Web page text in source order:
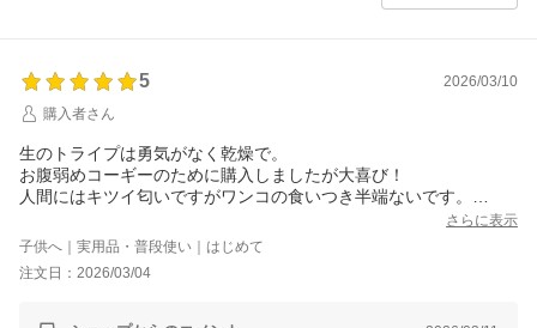
5
2026/03/10
購入者さん
生のトライプは勇気がなく乾燥で。
お腹弱めコーギーのために購入しましたが大喜び！
人間にはキツイ匂いですがワンコの食いつき半端ないです。
さらに表示
子供へ｜実用品・普段使い｜はじめて
注文日：2026/03/04